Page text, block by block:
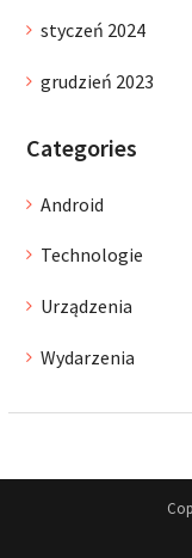
styczeń 2024
grudzień 2023
Categories
Android
Technologie
Urządzenia
Wydarzenia